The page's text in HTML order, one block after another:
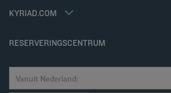
KYRIAD.COM
Accessibility statement
RESERVERINGSCENTRUM
Vanuit Nederland: